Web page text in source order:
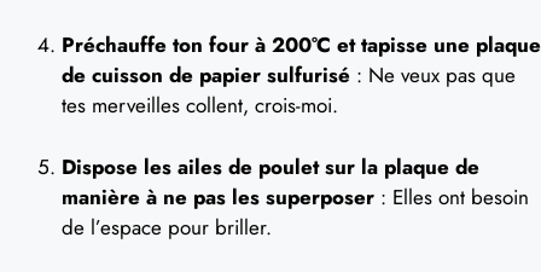
Préchauffe ton four à 200°C et tapisse une plaque
de cuisson de papier sulfurisé : Ne veux pas que
tes merveilles collent, crois-moi.
Dispose les ailes de poulet sur la plaque de
manière à ne pas les superposer : Elles ont besoin
de l’espace pour briller.